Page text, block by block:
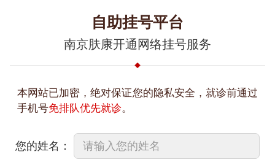
自助挂号平台
南京肤康开通网络挂号服务
本网站已加密，绝对保证您的隐私安全，就诊前通过
手机号免排队优先就诊。
您的姓名：